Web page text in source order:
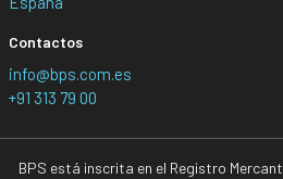
Contactos
info@bps.com.es
+91 313 79 00
BPS está inscrita en el Registro